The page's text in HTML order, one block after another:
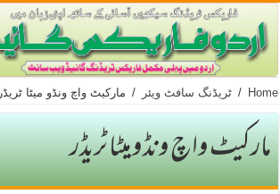
Home
/ ٹریڈنگ سافٹ ویئر / ماركیٹ واچ ونڈو میٹا ٹریڈر
ماركیٹ واچ ونڈو میٹا ٹریڈر